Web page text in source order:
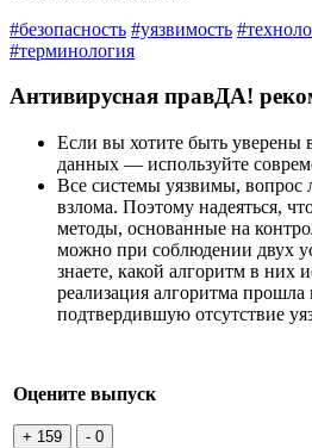
#безопасность #уязвимость
#терминология
Антивирусная правДА!
Если вы хотите быть уверены
данных — используйте
Все системы уязвимы, вопрос
взлома. Поэтому надеяться,
методы, основанные на
можно при соблюдении двух
знаете, какой алгоритм в них
реализация алгоритма прошла
подтвердившую отсутствие
Оцените выпуск
+ 159 - 0